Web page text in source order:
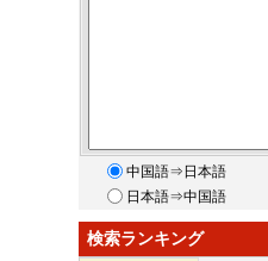
中国語⇒日本語
日本語⇒中国語
検索ランキング